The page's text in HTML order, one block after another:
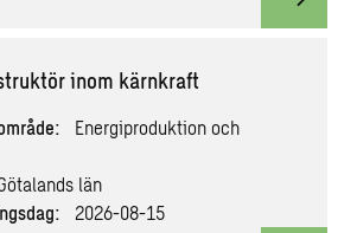
View
inom kärnkraft
Energiproduktion och
län
2026-08-15